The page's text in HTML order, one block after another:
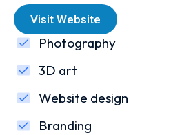
Visit Website
Photography
3D art
Website design
Branding